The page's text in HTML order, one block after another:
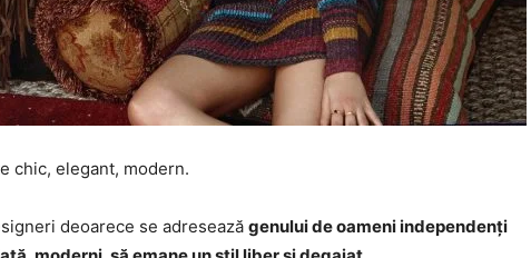
chic, elegant, modern.
deoarece se adresează genului de oameni independenți